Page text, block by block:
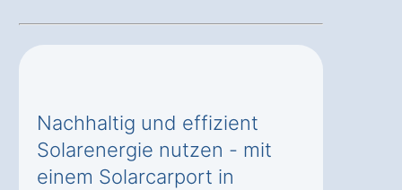
Nachhaltig und effizient
Solarenergie nutzen - mit
einem Solarcarport in